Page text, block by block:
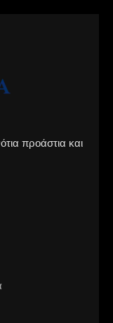
προάστια και